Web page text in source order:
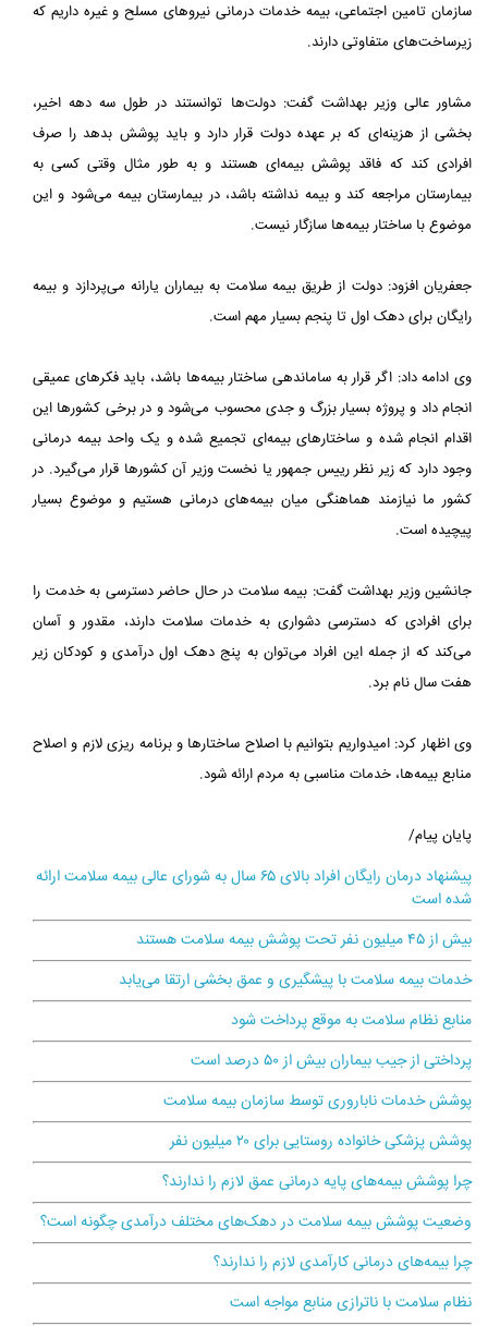
سازمان تامین اجتماعی، بیمه خدمات درمانی نیروهای مسلح و غیره داریم که
زیرساخت‌های متفاوتی دارند.
مشاور عالی وزیر بهداشت گفت: دولت‌ها توانستند در طول سه دهه اخیر،
بخشی از هزینه‌ای که بر عهده دولت قرار دارد و باید پوشش بدهد را صرف
افرادی کند که فاقد پوشش بیمه‌ای هستند و به طور مثال وقتی کسی به
بیمارستان مراجعه کند و بیمه نداشته باشد، در بیمارستان بیمه می‌شود و این
موضوع با ساختار بیمه‌ها سازگار نیست.
جعفریان افزود: دولت از طریق بیمه سلامت به بیماران یارانه می‌پردازد و بیمه
رایگان برای دهک اول تا پنجم بسیار مهم است.
وی ادامه داد: اگر قرار به ساماندهی ساختار بیمه‌ها باشد، باید فکرهای عمیقی
انجام داد و پروژه بسیار بزرگ و جدی محسوب می‌شود و در برخی کشورها این
اقدام انجام شده و ساختارهای بیمه‌ای تجمیع شده و یک واحد بیمه درمانی
وجود دارد که زیر نظر رییس جمهور یا نخست وزیر آن کشورها قرار می‌گیرد. در
کشور ما نیازمند هماهنگی میان بیمه‌های درمانی هستیم و موضوع بسیار
پیچیده است.
جانشین وزیر بهداشت گفت: بیمه سلامت در حال حاضر دسترسی به خدمت را
برای افرادی که دسترسی دشواری به خدمات سلامت دارند، مقدور و آسان
می‌کند که از جمله این افراد می‌توان به پنج دهک اول درآمدی و کودکان زیر
هفت سال نام برد.
وی اظهار کرد: امیدواریم بتوانیم با اصلاح ساختارها و برنامه ریزی لازم و اصلاح
منابع بیمه‌ها، خدمات مناسبی به مردم ارائه شود.
پایان پیام/
پیشنهاد درمان رایگان افراد بالای ۶۵ سال به شورای عالی بیمه سلامت ارائه
شده است
بیش از ۴۵ میلیون نفر تحت پوشش بیمه سلامت هستند
خدمات بیمه سلامت با پیشگیری و عمق بخشی ارتقا می‌یابد
منابع نظام سلامت به موقع پرداخت شود
پرداختی از جیب بیماران بیش از ۵۰ درصد است
پوشش خدمات ناباروری توسط سازمان بیمه سلامت
پوشش پزشکی خانواده روستایی برای ۲۰ میلیون نفر
چرا پوشش بیمه‌های پایه درمانی عمق لازم را ندارند؟
وضعیت پوشش بیمه سلامت در دهک‌های مختلف درآمدی چگونه است؟
چرا بیمه‌های درمانی کارآمدی لازم را ندارند؟
نظام سلامت با ناترازی منابع مواجه است